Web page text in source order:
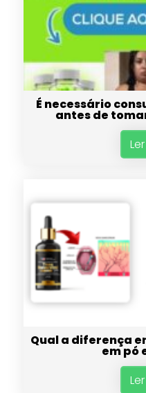
É necessário
antes de
Qual a diferença
em pó